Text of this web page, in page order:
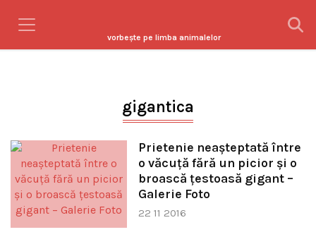
vorbeşte pe limba animalelor
gigantica
Prietenie neaşteptată între
o văcuţă fără un picior şi o
broască ţestoasă gigant –
Galerie Foto
22 11 2016